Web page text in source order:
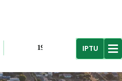
19º
R$61,96IPTU